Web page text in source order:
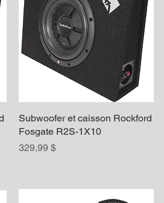
Aperçu rapide
Subwoofer et caisson Rockford
Fosgate R2S-1X10
Prix
329,99 $